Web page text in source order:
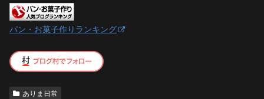
パン・お菓子作りランキング
ありま日常